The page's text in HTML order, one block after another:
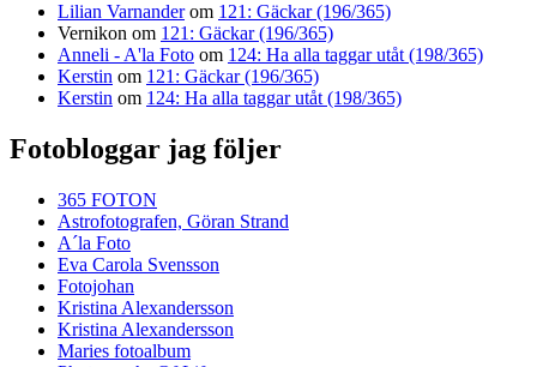
Lilian Varnanderom 121: Gäckar (196/365)
Vernikon om 121: Gäckar (196/365)
Anneli - A'la Foto om 124: Ha alla taggar utåt (198/365)
Kerstin om 121: Gäckar (196/365)
Kerstin om 124: Ha alla taggar utåt (198/365)
Fotobloggar jag följer
365 FOTON
Astrofotografen, Göran Strand
A´la Foto
Eva Carola Svensson
Fotojohan
Kristina Alexandersson
Kristina Alexandersson
Maries fotoalbum